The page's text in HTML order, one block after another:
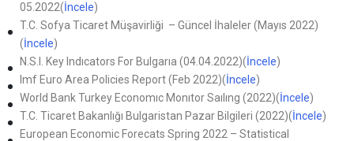
05.2022(İncele)
T.C. Sofya Ticaret Müşavirliği – Güncel İhaleler (Mayıs 2022)
(İncele)
N.S.I. Key Indıcators For Bulgarıa (04.04.2022)(İncele)
Imf Euro Area Policies Report (Feb 2022)(İncele)
World Bank Turkey Economıc Monıtor Saılıng (2022)(İncele)
T.C. Ticaret Bakanlığı Bulgaristan Pazar Bilgileri (2022)(İncele)
European Economic Forecats Spring 2022 – Statistical